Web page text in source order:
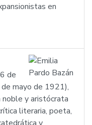
en
de
mayo de 1921),
noble y aristócrata
literaria, poeta,